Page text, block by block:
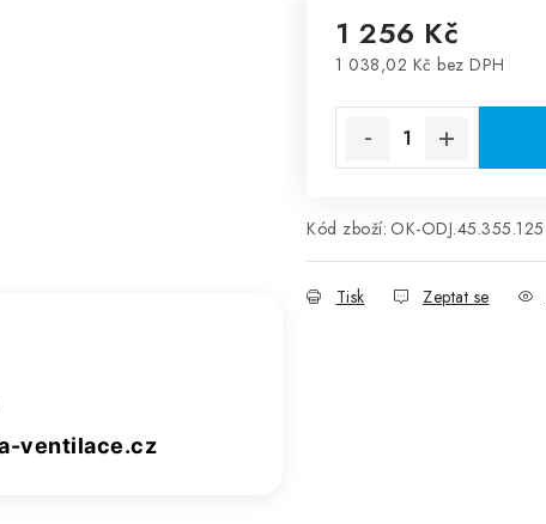
1 256 Kč
1 038,02 Kč bez DPH
Kód zboží: OK-ODJ.45.355.125
Tisk Zeptat se
ventilace.cz